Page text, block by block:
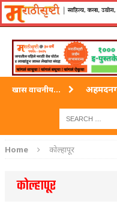
लॉग-इन करा
खास वाचनीय...
अहमदपूर
Home कोल्हापूर
कोल्हापूर